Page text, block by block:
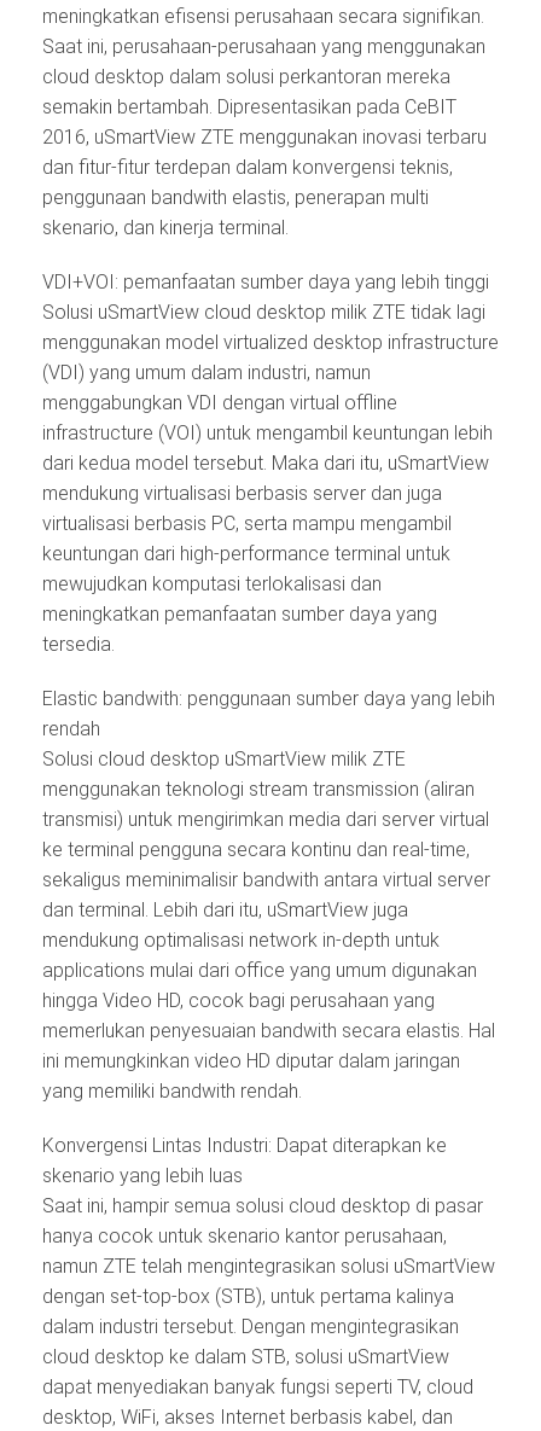
meningkatkan efisensi perusahaan secara signifikan.
Saat ini, perusahaan-perusahaan yang menggunakan
cloud desktop dalam solusi perkantoran mereka
semakin bertambah. Dipresentasikan pada CeBIT
2016, uSmartView ZTE menggunakan inovasi terbaru
dan fitur-fitur terdepan dalam konvergensi teknis,
penggunaan bandwith elastis, penerapan multi
skenario, dan kinerja terminal.
VDI+VOI: pemanfaatan sumber daya yang lebih tinggi
Solusi uSmartView cloud desktop milik ZTE tidak lagi
menggunakan model virtualized desktop infrastructure
(VDI) yang umum dalam industri, namun
menggabungkan VDI dengan virtual offline
infrastructure (VOI) untuk mengambil keuntungan lebih
dari kedua model tersebut. Maka dari itu, uSmartView
mendukung virtualisasi berbasis server dan juga
virtualisasi berbasis PC, serta mampu mengambil
keuntungan dari high-performance terminal untuk
mewujudkan komputasi terlokalisasi dan
meningkatkan pemanfaatan sumber daya yang
tersedia.
Elastic bandwith: penggunaan sumber daya yang lebih
rendah
Solusi cloud desktop uSmartView milik ZTE
menggunakan teknologi stream transmission (aliran
transmisi) untuk mengirimkan media dari server virtual
ke terminal pengguna secara kontinu dan real-time,
sekaligus meminimalisir bandwith antara virtual server
dan terminal. Lebih dari itu, uSmartView juga
mendukung optimalisasi network in-depth untuk
applications mulai dari office yang umum digunakan
hingga Video HD, cocok bagi perusahaan yang
memerlukan penyesuaian bandwith secara elastis. Hal
ini memungkinkan video HD diputar dalam jaringan
yang memiliki bandwith rendah.
Konvergensi Lintas Industri: Dapat diterapkan ke
skenario yang lebih luas
Saat ini, hampir semua solusi cloud desktop di pasar
hanya cocok untuk skenario kantor perusahaan,
namun ZTE telah mengintegrasikan solusi uSmartView
dengan set-top-box (STB), untuk pertama kalinya
dalam industri tersebut. Dengan mengintegrasikan
cloud desktop ke dalam STB, solusi uSmartView
dapat menyediakan banyak fungsi seperti TV, cloud
desktop, WiFi, akses Internet berbasis kabel, dan